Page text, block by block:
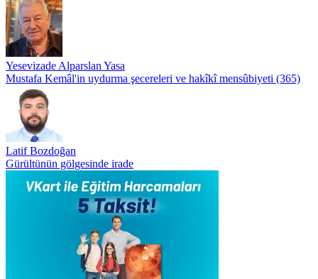
Yesevizade Alparslan Yasa
Mustafa Kemâl'in uydurma şecereleri ve hakîkî mensûbiyeti (365)
Latif Bozdoğan
Gürültünün gölgesinde irade